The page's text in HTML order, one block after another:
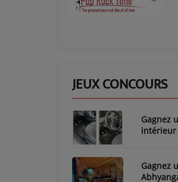
JEUX CONCOURS
Gagnez
intérieur
Gagnez